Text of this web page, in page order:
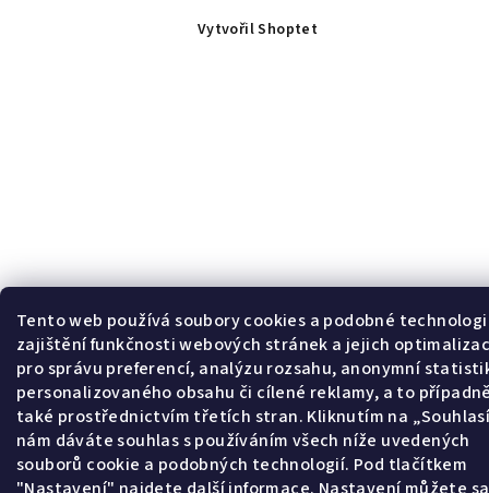
Tento web používá soubory cookies a podobné
zajištění funkčnosti webových stránek a jejich
pro správu preferencí, analýzu rozsahu, anonymní
personalizovaného obsahu či cílené reklamy, a to
také prostřednictvím třetích stran. Kliknutím na
nám dáváte souhlas s používáním všech níže uvedených
souborů cookie a podobných technologií. Pod tlačítkem
Vytvořil Shoptet